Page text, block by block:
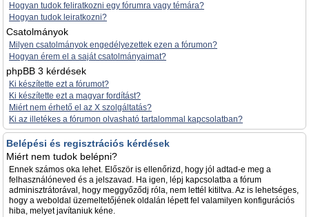
Hogyan tudok feliratkozni egy fórumra vagy témára?
Hogyan tudok leiratkozni?
Csatolmányok
Milyen csatolmányok engedélyezettek ezen a fórumon?
Hogyan érem el a saját csatolmányaimat?
phpBB 3 kérdések
Ki készítette ezt a fórumot?
Ki készítette ezt a magyar fordítást?
Miért nem érhető el az X szolgáltatás?
Ki az illetékes a fórumon olvasható tartalommal kapcsolatban?
Belépési és regisztrációs kérdések
Miért nem tudok belépni?
Ennek számos oka lehet. Először is ellenőrizd, hogy jól adtad-e meg a
felhasználóneved és a jelszavad. Ha igen, lépj kapcsolatba a fórum
adminisztrátorával, hogy meggyőződj róla, nem lettél kitiltva. Az is lehetséges,
hogy a weboldal üzemeltetőjének oldalán lépett fel valamilyen konfigurációs
hiba, melyet javítaniuk kéne.